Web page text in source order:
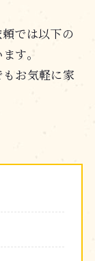
では以下の
す。
お気軽に家